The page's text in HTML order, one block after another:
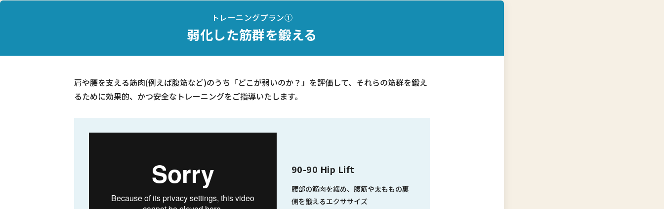
トレーニングプラン①
弱化した筋群を鍛える
肩や腰を支える筋肉(例えば腹筋など)のうち「どこが弱いのか？」を評価して、それらの筋群を鍛え
るために効果的、かつ安全なトレーニングをご指導いたします。
90-90 Hip Lift
腰部の筋肉を緩め、腹筋や太ももの裏
側を鍛えるエクササイズ